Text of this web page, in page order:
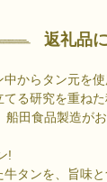
返礼品
からタン元を使
る研究を重ね
田食品製造が
!
タンを、旨味